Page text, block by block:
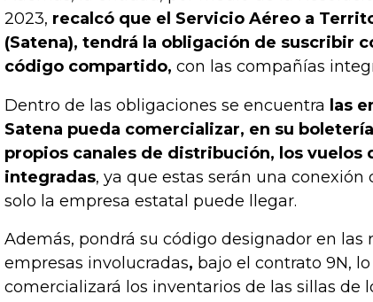
2023, recalcó que el Servicio Aéreo a
(Satena), tendrá la obligación de suscribir
código compartido, con las compañías
Dentro de las obligaciones se encuentra las
Satena pueda comercializar, en su
propios canales de distribución, los vuelos
integradas, ya que estas serán una conexión
solo la empresa estatal puede llegar.
Además, pondrá su código designador en las
empresas involucradas, bajo el contrato 9N,
comercializará los inventarios de las sillas de